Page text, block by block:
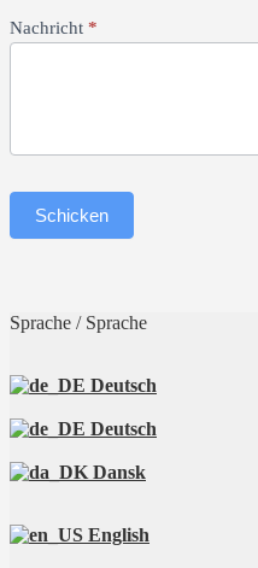
Nachricht *
Schicken
Sprache / Sprache
Deutsch
Deutsch
Dansk
English